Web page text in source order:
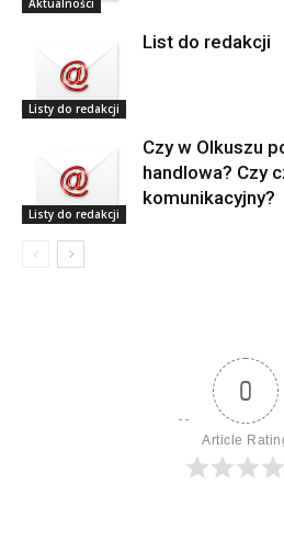
Aktualności
Listy do redakcji
List do redakcji
Listy do redakcji
Czy w Olkuszu
handlowa? Czy
komunikacyjny?
0
Article